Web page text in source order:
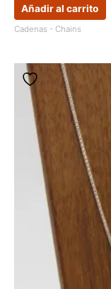
Añadir al carrito
Cadenas - Chains